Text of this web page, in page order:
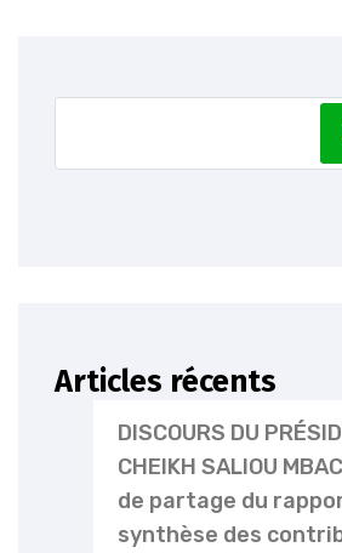
Articles récents
DISCOURS DU
CHEIKH SALIOU
de partage du
synthèse des